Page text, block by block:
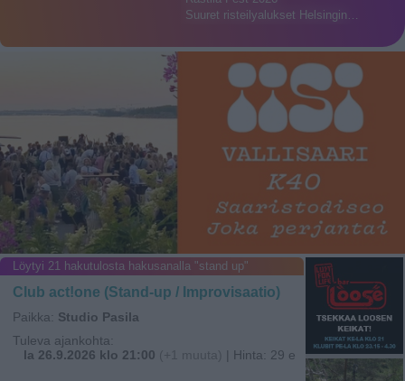
Suuret risteilyalukset Helsingin…
Löytyi 21 hakutulosta hakusanalla "stand up"
Club act!one (Stand-up / Improvisaatio)
Paikka: Studio Pasila
Tuleva ajankohta:
la 26.9.2026 klo 21:00
| Hinta: 29 e